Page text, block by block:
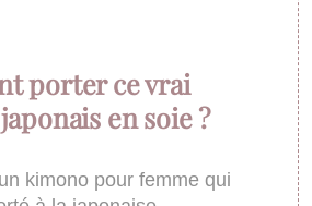
porter ce vrai
en soie ?
kimono pour femme qui